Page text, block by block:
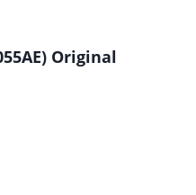
Original